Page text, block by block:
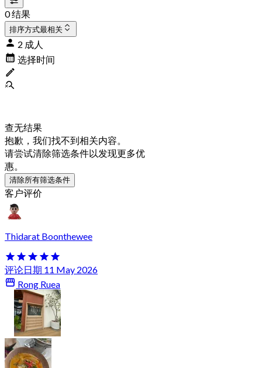
0 结果
排序方式最相关
2 成人
选择时间
查无结果
抱歉，我们找不到相关内容。
请尝试清除筛选条件以发现更多优
惠。
清除所有筛选条件
客户评价
Thidarat Boonthewee
评论日期 11 May 2026
Rong Ruea